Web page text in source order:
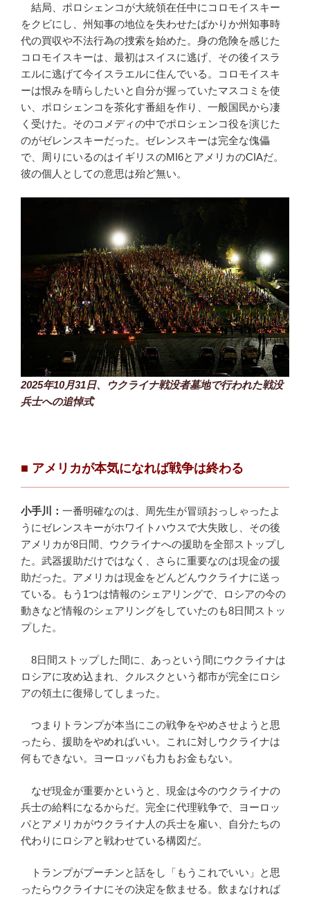
結局、ポロシェンコが大統領在任中にコロモイスキー
をクビにし、州知事の地位を失わせたばかりか州知事時
代の買収や不法行為の捜索を始めた。身の危険を感じた
コロモイスキーは、最初はスイスに逃げ、その後イスラ
エルに逃げて今イスラエルに住んでいる。コロモイスキ
ーは恨みを晴らしたいと自分が握っていたマスコミを使
い、ポロシェンコを茶化す番組を作り、一般国民から凄
く受けた。そのコメディの中でポロシェンコ役を演じた
のがゼレンスキーだった。ゼレンスキーは完全な傀儡
で、周りにいるのはイギリスのMI6とアメリカのCIAだ。
彼の個人としての意思は殆ど無い。
2025年10月31日、ウクライナ戦没者墓地で行われた戦没
兵士への追悼式
■ アメリカが本気になれば戦争は終わる
小手川： 一番明確なのは、周先生が冒頭おっしゃったよ
うにゼレンスキーがホワイトハウスで大失敗し、その後
アメリカが8日間、ウクライナへの援助を全部ストップし
た。武器援助だけではなく、さらに重要なのは現金の援
助だった。アメリカは現金をどんどんウクライナに送っ
ている。もう1つは情報のシェアリングで、ロシアの今の
動きなど情報のシェアリングをしていたのも8日間ストッ
プした。
8日間ストップした間に、あっという間にウクライナは
ロシアに攻め込まれ、クルスクという都市が完全にロシ
アの領土に復帰してしまった。
つまりトランプが本当にこの戦争をやめさせようと思
ったら、援助をやめればいい。これに対しウクライナは
何もできない。ヨーロッパも力もお金もない。
なぜ現金が重要かというと、現金は今のウクライナの
兵士の給料になるからだ。完全に代理戦争で、ヨーロッ
パとアメリカがウクライナ人の兵士を雇い、自分たちの
代わりにロシアと戦わせている構図だ。
トランプがプーチンと話をし「もうこれでいい」と思
ったらウクライナにその決定を飲ませる。飲まなければ